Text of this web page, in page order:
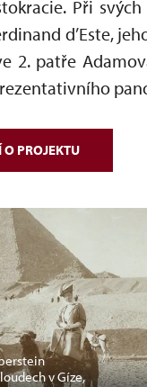
Při
d’Este,
2. patře
PROJEKTU
v Gíze,